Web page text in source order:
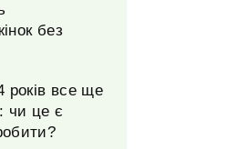
без
років все ще
чи це є